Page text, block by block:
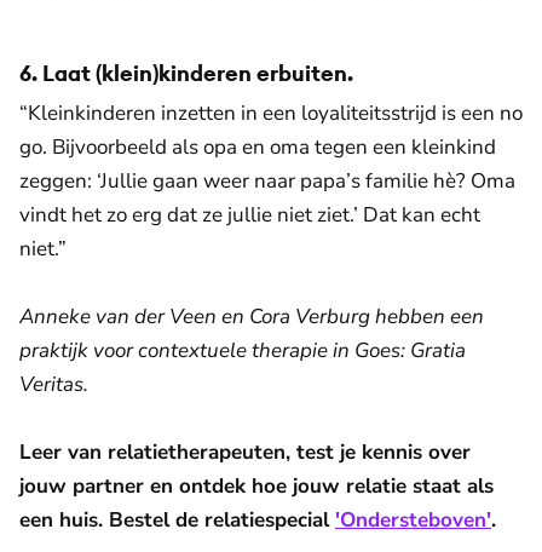
6. Laat (klein)kinderen erbuiten.
“Kleinkinderen inzetten in een loyaliteitsstrijd is een no
go. Bijvoorbeeld als opa en oma tegen een kleinkind
zeggen: ‘Jullie gaan weer naar papa’s familie hè? Oma
vindt het zo erg dat ze jullie niet ziet.’ Dat kan echt
niet.”
Anneke van der Veen en Cora Verburg hebben een
praktijk voor contextuele therapie in Goes: Gratia
Veritas.
Leer van relatietherapeuten, test je kennis over
jouw partner en ontdek hoe jouw relatie staat als
een huis. Bestel de relatiespecial'Ondersteboven'.